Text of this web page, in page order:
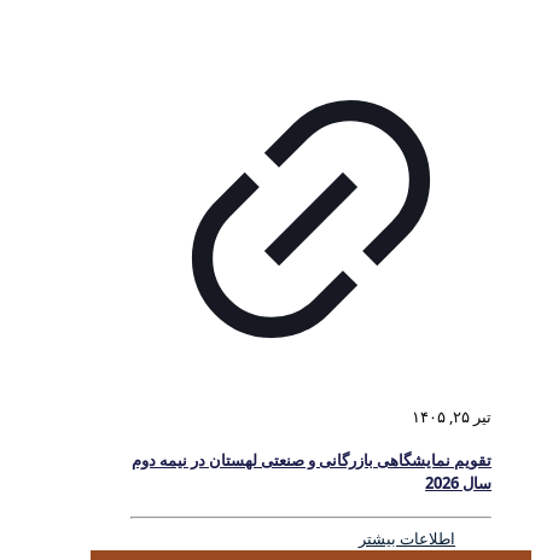
تیر ۲۵, ۱۴۰۵
تقویم نمایشگاهی بازرگانی و صنعتی لهستان در نیمه دوم
سال 2026
اطلاعات بیشتر